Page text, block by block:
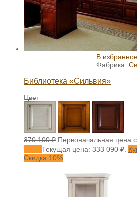
В избранное
Фабрика:
Библиотека «Сильвия»
Цвет
370 100₽ Первоначальная цена
Текущая цена: 333 090 ₽.
Скидка 10%